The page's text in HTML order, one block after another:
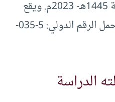
المجلد الثاني منه، نشر سنة 1445هـ- 2023م. ويقع
في حدود 368 صفحة. ويحمل الرقم الدولي: 5-035-
الدراسة